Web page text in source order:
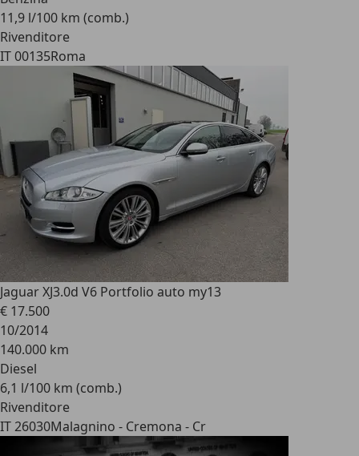
11,9 l/100 km (comb.)
Rivenditore
IT 00135Roma
Jaguar XJ3.0d V6 Portfolio auto my13
€ 17.500
10/2014
140.000 km
Diesel
6,1 l/100 km (comb.)
Rivenditore
IT 26030Malagnino - Cremona - Cr